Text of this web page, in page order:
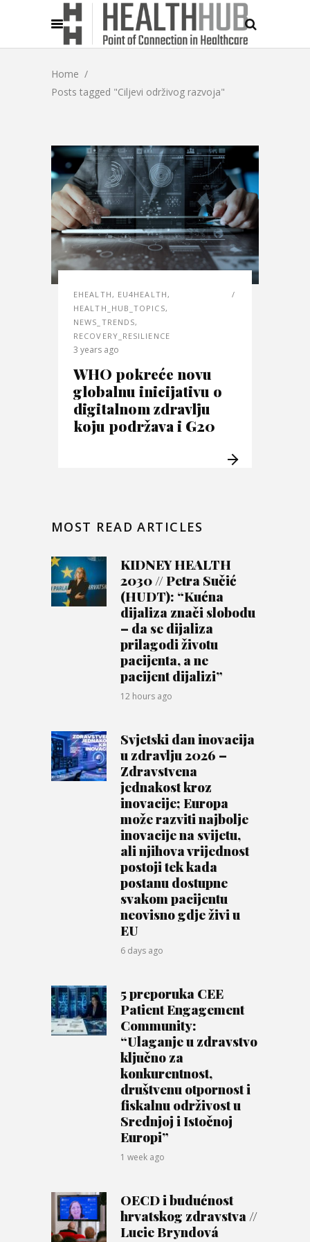
Home /
Posts tagged "Ciljevi održivog razvoja"
EHEALTH , EU4HEALTH ,
HEALTH_HUB_TOPICS,
NEWS_TRENDS,
RECOVERY_RESILIENCE
3 years ago
WHO pokreće novu
globalnu inicijativu o
digitalnom zdravlju
koju podržava i G20
MOST READ ARTICLES
KIDNEY HEALTH
2030 // Petra Sučić
(HUDT): “Kućna
dijaliza znači slobodu
– da se dijaliza
prilagodi životu
pacijenta, a ne
pacijent dijalizi”
12 hours ago
Svjetski dan inovacija
u zdravlju 2026 –
Zdravstvena
jednakost kroz
inovacije; Europa
može razviti najbolje
inovacije na svijetu,
ali njihova vrijednost
postoji tek kada
postanu dostupne
svakom pacijentu
neovisno gdje živi u
EU
6 days ago
5 preporuka CEE
Patient Engagement
Community:
“Ulaganje u zdravstvo
ključno za
konkurentnost,
društvenu otpornost i
fiskalnu održivost u
Srednjoj i Istočnoj
Europi”
1 week ago
OECD i budućnost
hrvatskog zdravstva //
Lucie Bryndová